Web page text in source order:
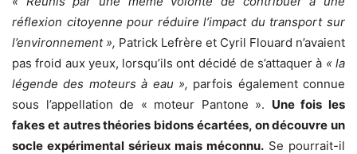
réflexion citoyenne pour réduire l’impact du transport sur
l’environnement », Patrick Lefrère et Cyril Flouard n’avaient
pas froid aux yeux, lorsqu’ils ont décidé de s’attaquer à « la
légende des moteurs à eau », parfois également connue
sous l’appellation de « moteur Pantone ». Une fois les
fakes et autres théories bidons écartées, on découvre un
socle expérimental sérieux mais méconnu. Se pourrait-il